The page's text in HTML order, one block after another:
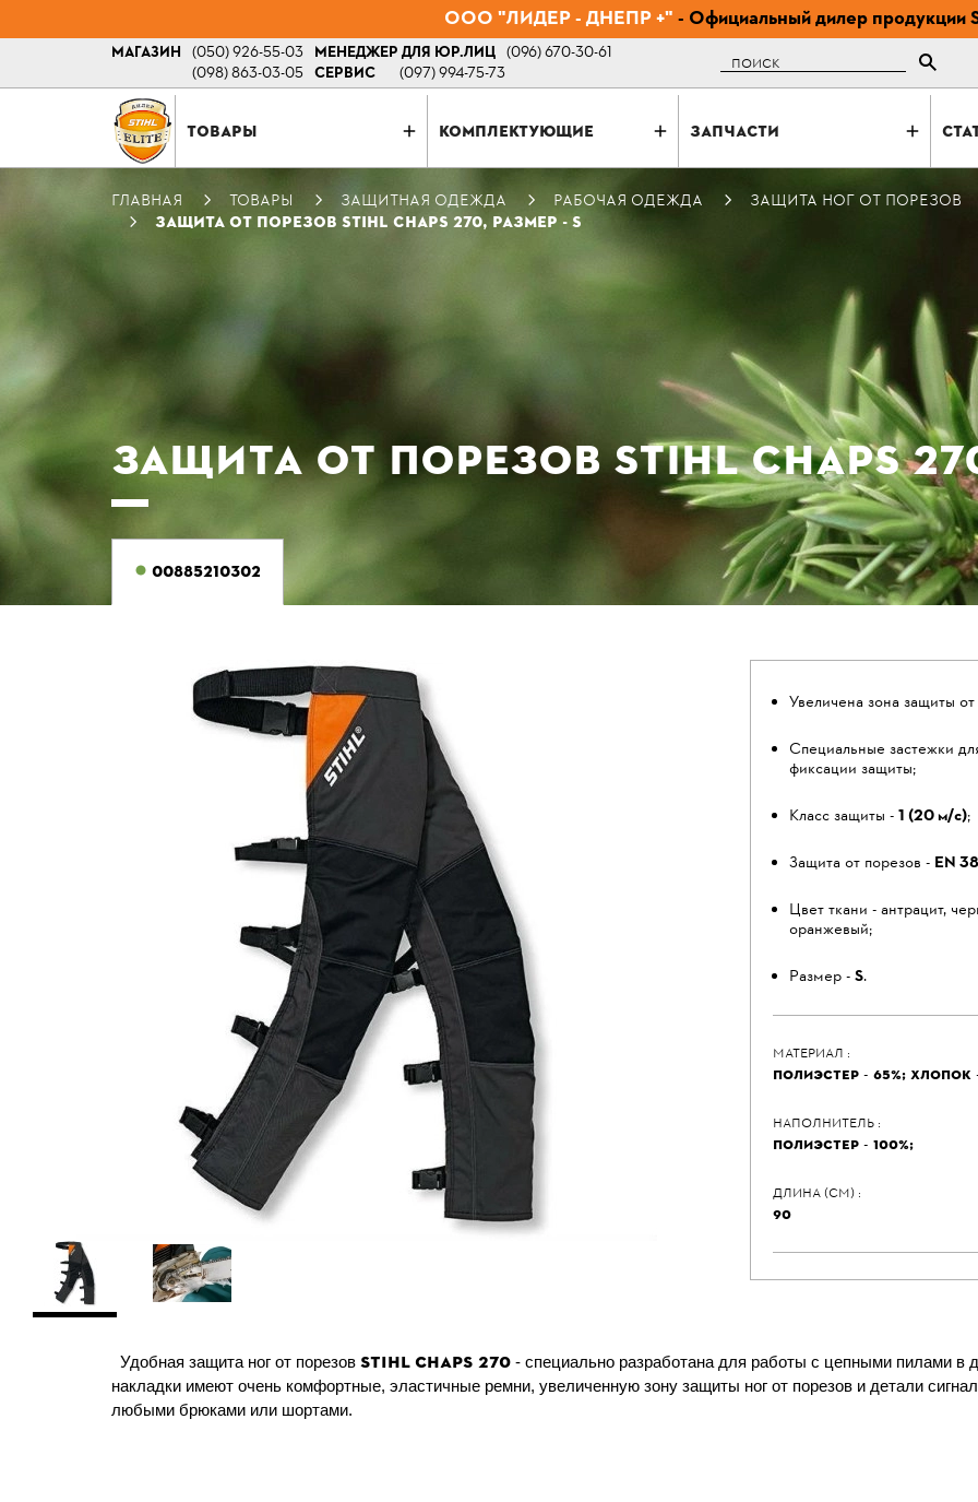
ООО "ЛИДЕР - ДНЕПР +" - Официальный дилер продукции
МАГАЗИН (050) 926-55-03
(098) 863-03-05
МЕНЕДЖЕР ДЛЯ ЮР.ЛИЦ (096) 670-30-61
СЕРВИС
(097) 994-75-73 Поиск
ТОВАРЫ КОМПЛЕКТУЮЩИЕ ЗАПЧАСТИ
ГЛАВНАЯ ТОВАРЫ ЗАЩИТНАЯ ОДЕЖДА РАБОЧАЯ ОДЕЖДА
ЗАЩИТА НОГ ОТ ПОРЕЗОВ
ЗАЩИТА ОТ ПОРЕЗОВ STIHL CHAPS 270, РАЗМЕР - S
ЗАЩИТА ОТ ПОРЕЗОВ STIHL CHAPS
00885210302
Увеличена зона защиты
Специальные застежки
фиксации защиты;
Класс защиты -1 (20 м/с);
Защита от порезов - EN
Цвет ткани - антрацит,
оранжевый;
Размер -S.
МАТЕРИАЛ :
ПОЛИЭСТЕР - 65%; ХЛОПОК
НАПОЛНИТЕЛЬ :
ПОЛИЭСТЕР - 100%;
ДЛИНА (СМ) :
90
Удобная защита ног от порезов STIHL Chaps 270 - специально разработана для работы с цепными пилами
накладки имеют очень комфортные, эластичные ремни, увеличенную зону защиты ног от порезов и детали
любыми брюками или шортами.